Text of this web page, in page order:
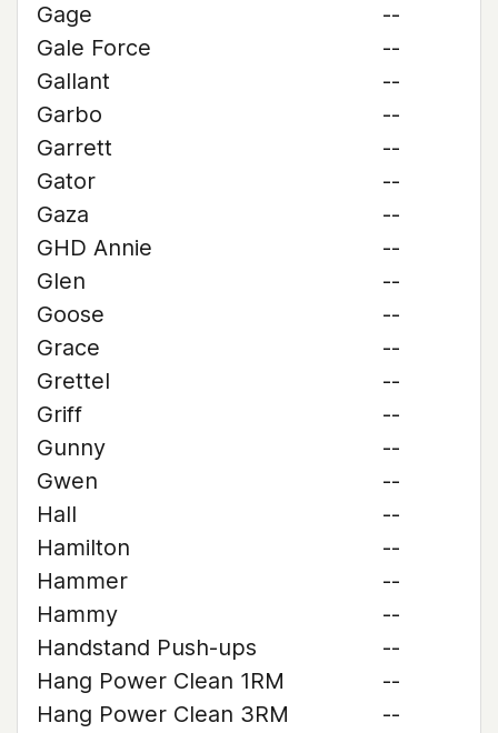
Gage
--
Gale Force
--
Gallant
--
Garbo
--
Garrett
--
Gator
--
Gaza
--
GHD Annie
--
Glen
--
Goose
--
Grace
--
Grettel
--
Griff
--
Gunny
--
Gwen
--
Hall
--
Hamilton
--
Hammer
--
Hammy
--
Handstand Push-ups
--
Hang Power Clean 1RM
--
Hang Power Clean 3RM
--